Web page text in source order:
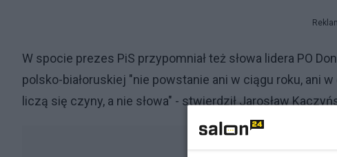
W spocie prezes PiS przypomniał też słowa lidera PO
polsko-białoruskiej "nie powstanie ani w ciągu roku, ani
liczą się czyny, a nie słowa" - stwierdził Jarosław